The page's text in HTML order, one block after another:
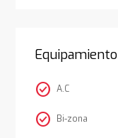
Equipamiento
check_circle A.C
check_circle Bi-zona